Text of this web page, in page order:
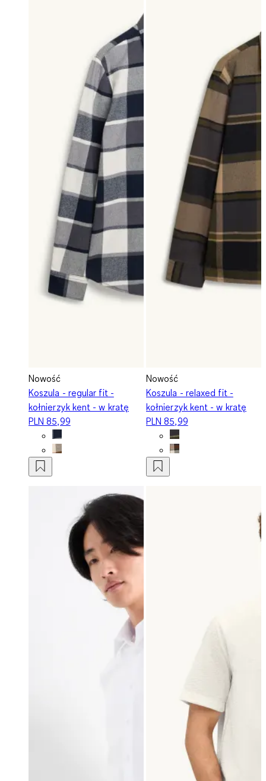
Nowość
Koszula - regular fit -
kołnierzyk kent - w kratę
PLN 85,99
Nowość
Koszula - relaxed fit -
kołnierzyk kent - w kratę
PLN 85,99